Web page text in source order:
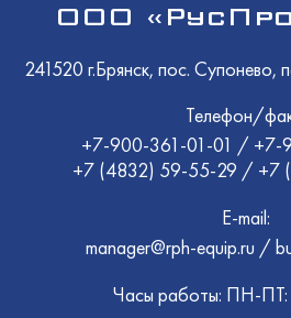
ООО
241520 г.Брянск, пос. Супонево,
Телефон/
+7-900-361-01-01 / +7-
+7 (4832) 59-55-29 / +7
E-mail:
manager@rph-equip.ru /
Часы работы: ПН-